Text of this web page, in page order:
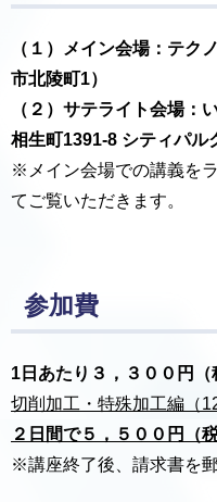
（１）メイン会場：テ
市北陵町1）
（２）サテライト会場
相生町1391-8 シティパル
※メイン会場での講義を
てご覧いただきます。
参加費
1日あたり３，３００円（
切削加工・特殊加工編（
２日間で５，５００円（
※講座終了後、請求書を郵